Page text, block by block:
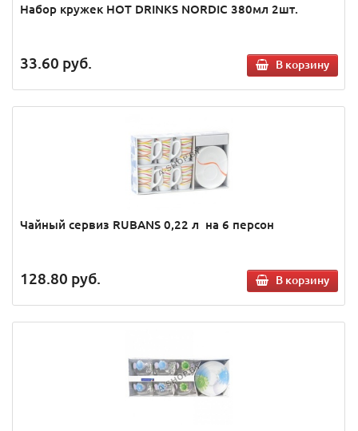
Набор кружек HOT DRINKS NORDIC 380мл 2шт.
33.60 руб. В корзину
Чайный сервиз RUBANS 0,22 л на 6 персон
128.80 руб. В корзину